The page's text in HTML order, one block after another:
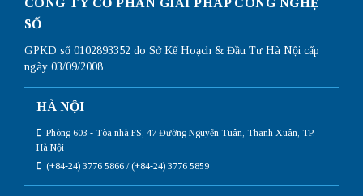
CÔNG TY CỔ PHẦN GIẢI PHÁP CÔNG NGHỆ
SỐ
GPKD số 0102893352 do Sở Kế Hoạch & Đầu Tư Hà Nội cấp
ngày 03/09/2008
HÀ NỘI
Phòng 603 - Tòa nhà FS, 47 Đường Nguyễn Tuân, Thanh Xuân, TP.
Hà Nội
(+84-24) 3776 5866 / (+84-24) 3776 5859